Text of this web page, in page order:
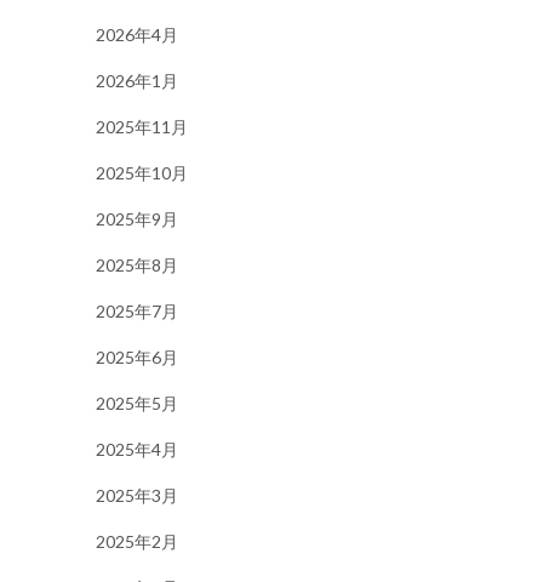
2026年4月
2026年1月
2025年11月
2025年10月
2025年9月
2025年8月
2025年7月
2025年6月
2025年5月
2025年4月
2025年3月
2025年2月